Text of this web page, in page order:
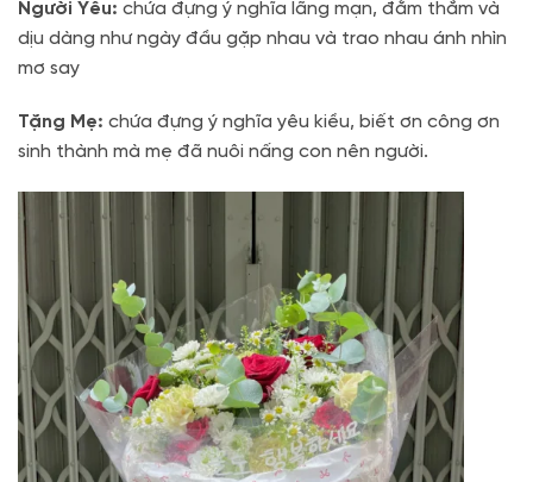
Người Yêu: chứa đựng ý nghĩa lãng mạn, đằm thắm và
dịu dàng như ngày đầu gặp nhau và trao nhau ánh nhìn
mơ say
Tặng Mẹ: chứa đựng ý nghĩa yêu kiều, biết ơn công ơn
sinh thành mà mẹ đã nuôi nấng con nên người.